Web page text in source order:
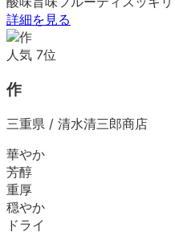
詳細を見る
人気 7位
作
三重県 / 清水清三郎商店
華やか
芳醇
重厚
穏やか
ドライ